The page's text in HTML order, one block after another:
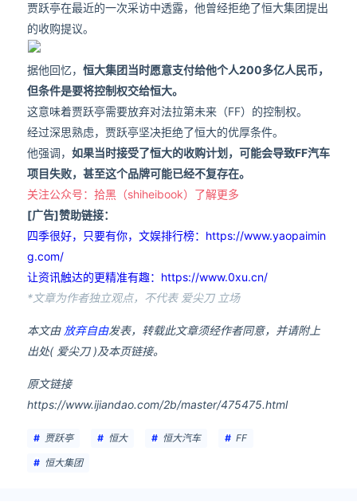
贾跃亭在最近的一次采访中透露，他曾经拒绝了恒大集团提出
的收购提议。
据他回忆， 恒大集团当时愿意支付给他个人200多亿人民币，
但条件是要将控制权交给恒大。
这意味着贾跃亭需要放弃对法拉第未来（FF）的控制权。
经过深思熟虑，贾跃亭坚决拒绝了恒大的优厚条件。
他强调， 如果当时接受了恒大的收购计划，可能会导致FF汽车
项目失败，甚至这个品牌可能已经不复存在。
关注公众号：拾黑（shiheibook）了解更多
[广告]赞助链接：
四季很好，只要有你，文娱排行榜：https://www.yaopaimin
g.com/
让资讯触达的更精准有趣：https://www.0xu.cn/
*文章为作者独立观点，不代表 爱尖刀 立场
本文由 放弃自由发表，转载此文章须经作者同意，并请附上
出处( 爱尖刀 )及本页链接。
原文链接
https://www.ijiandao.com/2b/master/475475.html
贾跃亭 恒大 恒大汽车 FF
恒大集团